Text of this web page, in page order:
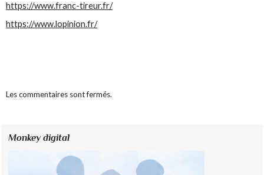
https://www.franc-tireur.fr/
https://www.lopinion.fr/
Les commentaires sont fermés.
Monkey digital